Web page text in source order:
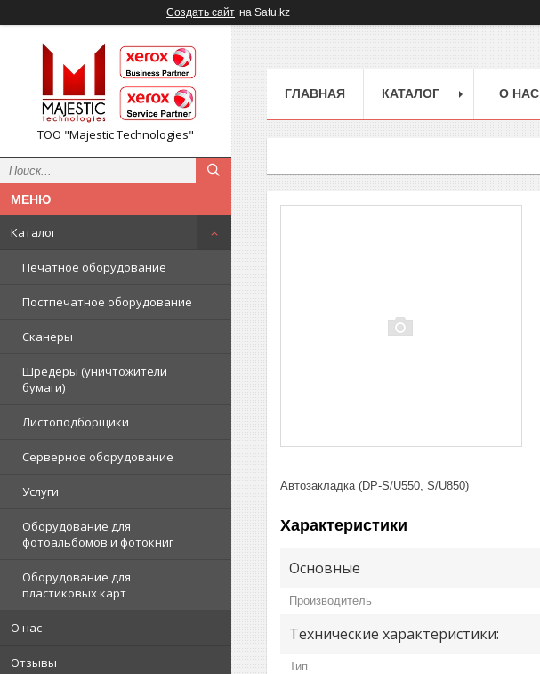
Создать сайт на Satu.kz
ТОО "Majestic Technologies"
Каталог
Печатное оборудование
Постпечатное оборудование
Сканеры
Шредеры (уничтожители
бумаги)
Листоподборщики
Серверное оборудование
Услуги
Оборудование для
фотоальбомов и фотокниг
Оборудование для
пластиковых карт
О нас
Отзывы
ГЛАВНАЯ КАТАЛОГ О НАС
Автозакладка (DP-S/U550, S/U850)
Характеристики
Основные
Производитель
Технические характеристики:
Тип